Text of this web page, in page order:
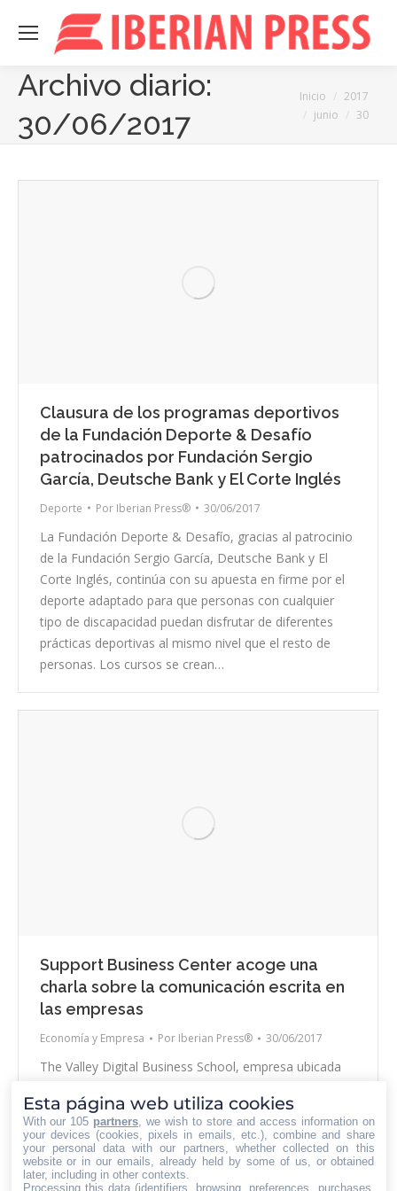
Archivo diario:
30/06/2017
Estás aquí:
Inicio
2017
junio
30
Clausura de los programas deportivos
de la Fundación Deporte & Desafío
patrocinados por Fundación Sergio
García, Deutsche Bank y El Corte Inglés
Deporte Por Iberian Press® 30/06/2017
La Fundación Deporte & Desafío, gracias al patrocinio
de la Fundación Sergio García, Deutsche Bank y El
Corte Inglés, continúa con su apuesta en firme por el
deporte adaptado para que personas con cualquier
tipo de discapacidad puedan disfrutar de diferentes
prácticas deportivas al mismo nivel que el resto de
personas. Los cursos se crean…
Support Business Center acoge una
charla sobre la comunicación escrita en
las empresas
Economía y Empresa Por Iberian Press® 30/06/2017
The Valley Digital Business School, empresa ubicada
Center, ha celebrado un evento sobre comunicación
escrita en las empresas, titulado “Las personas como
motor de transformación en las empresas”. Han
participado representantes de las empresas Aguas de
Esta página web utiliza cookies
With our 105 partners , we wish to store and access information on
your devices (cookies, pixels in emails, etc.), combine and share
your personal data with our partners, whether collected on this
website or in our emails, already held by some of us, or obtained
later, including in other contexts.
Processing this data (identifiers, browsing, preferences, purchases,